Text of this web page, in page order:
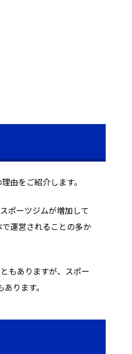
由をご紹介します。
ポーツジムが増加して
運営されることの多か
もありますが、スポー
ります。